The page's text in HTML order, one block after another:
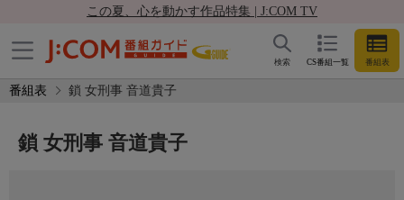
この夏、心を動かす作品特集 | J:COM TV
CS番組一覧 番組表
検索
番組表 鎖 女刑事 音道貴子
鎖 女刑事 音道貴子